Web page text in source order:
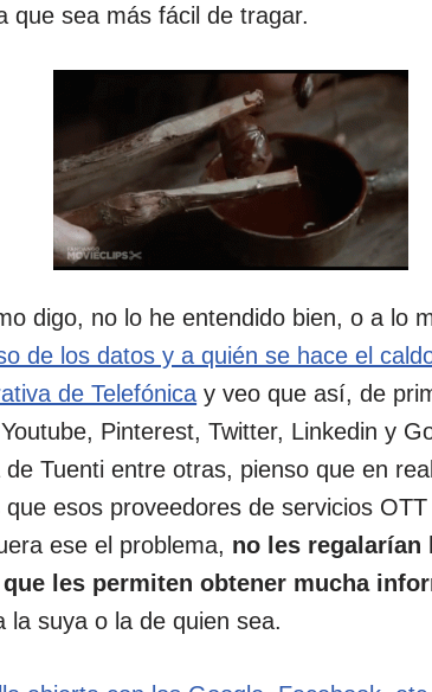
que sea más fácil de tragar.
digo, no lo he entendido bien, o a lo
de los datos y a quién se hace el
de Telefónica y veo que así, de
Pinterest, Twitter, Linkedin y
Tuenti entre otras, pienso que en
esos proveedores de servicios
ese el problema, no les regalarían
les permiten obtener mucha
la suya o la de quien sea.